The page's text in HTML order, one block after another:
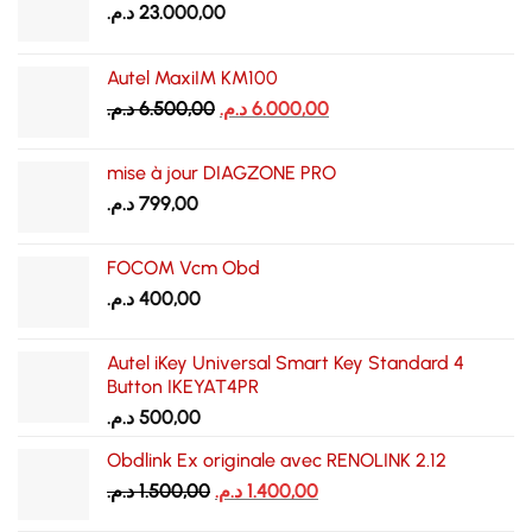
23.000,00 د.م.
Autel MaxiIM KM100
6.500,00 د.م.
Le
était :
6.000,00 د.م.
Le
est :
mise à jour DIAGZONE PRO
799,00 د.م.
FOCOM Vcm Obd
400,00 د.م.
Autel iKey Universal Smart Key Standard 4
Button IKEYAT4PR
500,00 د.م.
Obdlink Ex originale avec RENOLINK 2.12
1.500,00 د.م.
Le
1.400,00 د.م.
Le